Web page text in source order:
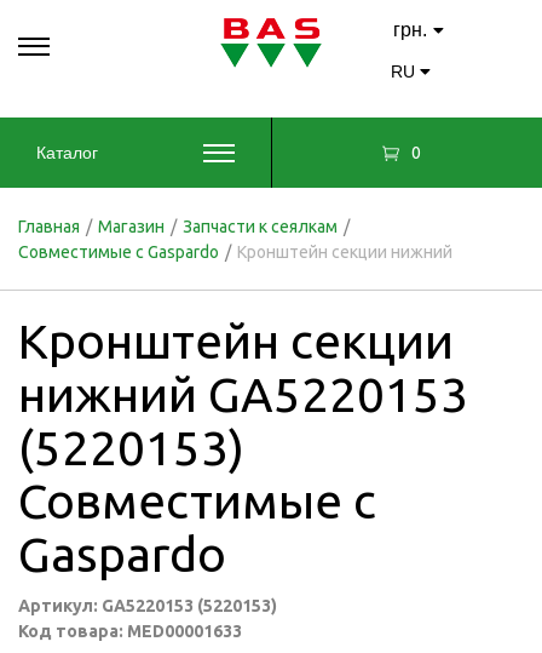
грн.
RU
Каталог 0
Главная / Магазин / Запчасти к сеялкам /
Совместимые с Gaspardo / Кронштейн секции нижний
Кронштейн секции
нижний GA5220153
(5220153)
Совместимые с
Gaspardo
Артикул: GA5220153 (5220153)
Код товара: MED00001633